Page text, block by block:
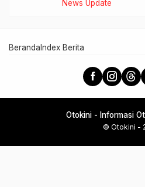
News Update
Link
BerandaIndex Berita
Otokini - Informasi
© Otokini -